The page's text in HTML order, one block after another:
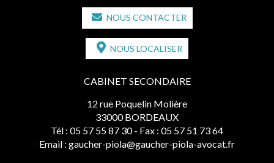
NOUS CONTACTER
NOUS LOCALISER
CABINET SECONDAIRE
12 rue Poquelin Molière
33000 BORDEAUX
Tél : 05 57 55 87 30 - Fax : 05 57 51 73 64
Email : gaucher-piola@gaucher-piola-avocat.fr